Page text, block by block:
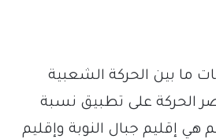
ما بين الحركة الشعبية
الحركة على تطبيق نسبة
في الأقاليم كما انها طالبت بعدد 3 أقاليم هي إقليم جبال النوبة وإقليم